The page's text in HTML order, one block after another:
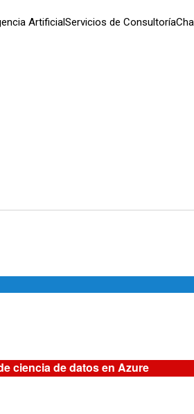
ArtificialServicios de Consultoría
ciencia de datos en Azure